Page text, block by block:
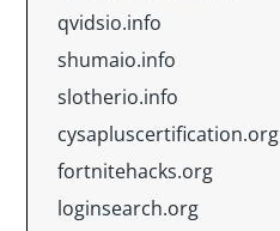
qvidsio.info
shumaio.info
slotherio.info
cysapluscertification.org
fortnitehacks.org
loginsearch.org